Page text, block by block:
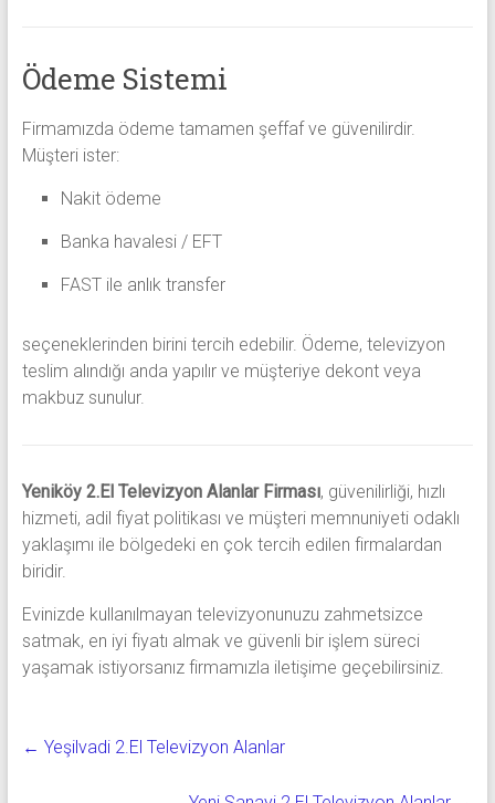
Ödeme Sistemi
Firmamızda ödeme tamamen şeffaf ve güvenilirdir.
Müşteri ister:
Nakit ödeme
Banka havalesi / EFT
FAST ile anlık transfer
seçeneklerinden birini tercih edebilir. Ödeme, televizyon
teslim alındığı anda yapılır ve müşteriye dekont veya
makbuz sunulur.
Yeniköy 2.El Televizyon Alanlar Firması, güvenilirliği, hızlı
hizmeti, adil fiyat politikası ve müşteri memnuniyeti odaklı
yaklaşımı ile bölgedeki en çok tercih edilen firmalardan
biridir.
Evinizde kullanılmayan televizyonunuzu zahmetsizce
satmak, en iyi fiyatı almak ve güvenli bir işlem süreci
yaşamak istiyorsanız firmamızla iletişime geçebilirsiniz.
← Yeşilvadi 2.El Televizyon Alanlar